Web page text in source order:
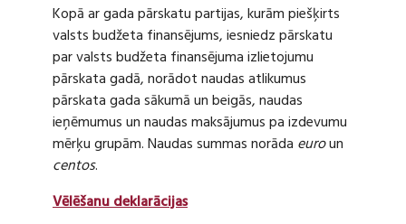
Kopā ar gada pārskatu partijas, kurām piešķirts
valsts budžeta finansējums, iesniedz pārskatu
par valsts budžeta finansējuma izlietojumu
pārskata gadā, norādot naudas atlikumus
pārskata gada sākumā un beigās, naudas
ieņēmumus un naudas maksājumus pa izdevumu
mērķu grupām. Naudas summas norāda euroun
centos.
Vēlēšanu deklarācijas